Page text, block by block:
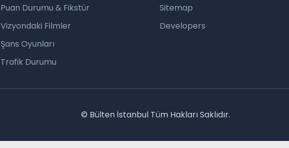
Puan Durumu & Fikstür
Vizyondaki Filmler
Şans Oyunları
Trafik Durumu
Sitemap
Developers
© Bülten İstanbul Tüm Hakları Saklıdır.